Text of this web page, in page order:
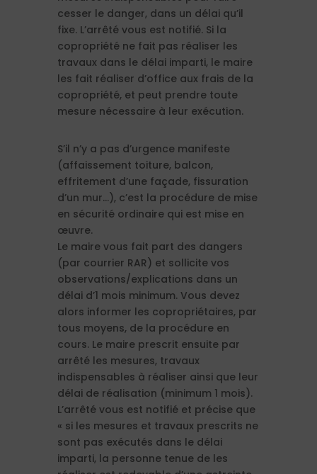
cesser le danger, dans un délai qu’il
fixe. L’arrêté vous est notifié. Si la
copropriété ne fait pas réaliser les
travaux dans le délai imparti, le maire
les fait réaliser d’office aux frais de la
copropriété, et peut prendre toute
mesure nécessaire à leur exécution.
S’il n’y a pas d’urgence manifeste
(affaissement toiture, balcon,
effritement d’une façade, fissuration
d’un mur…), c’est la procédure de mise
en sécurité ordinaire qui est mise en
œuvre.
Le maire vous fait part des dangers
(par courrier RAR) et sollicite vos
observations/explications dans un
délai d’1 mois minimum. Vous devez
alors informer les copropriétaires, par
tous moyens, de la procédure en
cours. Le maire prescrit ensuite par
arrêté les mesures, travaux
indispensables à réaliser ainsi que leur
délai de réalisation (minimum 1 mois).
L’arrêté vous est notifié et précise que
« si les mesures et travaux prescrits ne
sont pas exécutés dans le délai
imparti, la personne tenue de les